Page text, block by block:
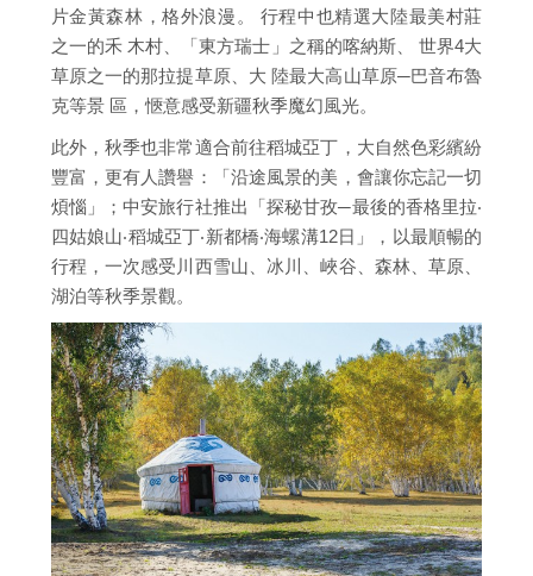
片金黃森林，格外浪漫。 行程中也精選大陸最美村莊
之一的禾 木村、「東方瑞士」之稱的喀納斯、 世界4大
草原之一的那拉提草原、大 陸最大高山草原─巴音布魯
克等景 區，愜意感受新疆秋季魔幻風光。
此外，秋季也非常適合前往稻城亞丁，大自然色彩繽紛
豐富，更有人讚譽：「沿途風景的美，會讓你忘記一切
煩惱」；中安旅行社推出「探秘甘孜─最後的香格里拉‧
四姑娘山‧稻城亞丁‧新都橋‧海螺溝12日」，以最順暢的
行程，一次感受川西雪山、冰川、峽谷、森林、草原、
湖泊等秋季景觀。